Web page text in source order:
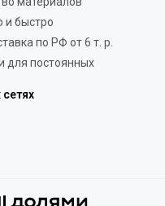
и быстро
по РФ от 6 т. р.
для постоянных